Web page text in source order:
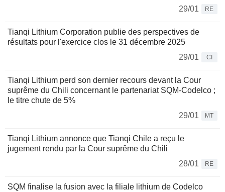
29/01
RE
Tianqi Lithium Corporation publie des perspectives de
résultats pour l'exercice clos le 31 décembre 2025
29/01
CI
Tianqi Lithium perd son dernier recours devant la Cour
suprême du Chili concernant le partenariat SQM-Codelco ;
le titre chute de 5%
29/01
MT
Tianqi Lithium annonce que Tianqi Chile a reçu le
jugement rendu par la Cour suprême du Chili
28/01
RE
SQM finalise la fusion avec la filiale lithium de Codelco